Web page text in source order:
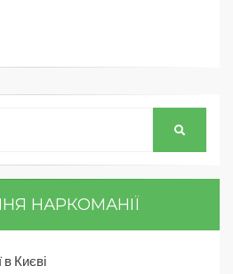
НАРКОМАНІЇ
в Києві